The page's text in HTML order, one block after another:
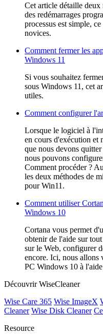
Cet article détaille
des redémarrages
processus est simple,
novices.
Comment fermer les
Windows 11
Si vous souhaitez
sous Windows 11, cet
utiles.
Comment configurer
Lorsque le logiciel à
en cours d'exécution et
que nous devons
nous pouvons
Comment procéder ?
les deux méthodes de
pour Win11.
Comment utiliser
Windows 10
Cortana vous permet
obtenir de l'aide sur
sur le Web, configurer
encore. Ici, nous allons
PC Windows 10 à
Découvrir WiseCleaner
Wise Care 365 Wise ImageX
Cleaner Wise Disk Cleaner
Resource